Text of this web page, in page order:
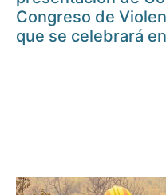
Congreso de
que se celebrará